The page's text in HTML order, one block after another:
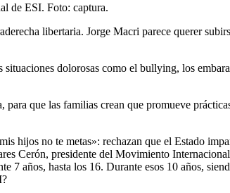
de ESI. Foto: captura.
libertaria. Jorge Macri parece querer
dolorosas como el bullying, los
que las familias crean que promueve
hijos no te metas»: rechazan que el Estado
Cerón, presidente del Movimiento
años, hasta los 16. Durante esos 10 años,